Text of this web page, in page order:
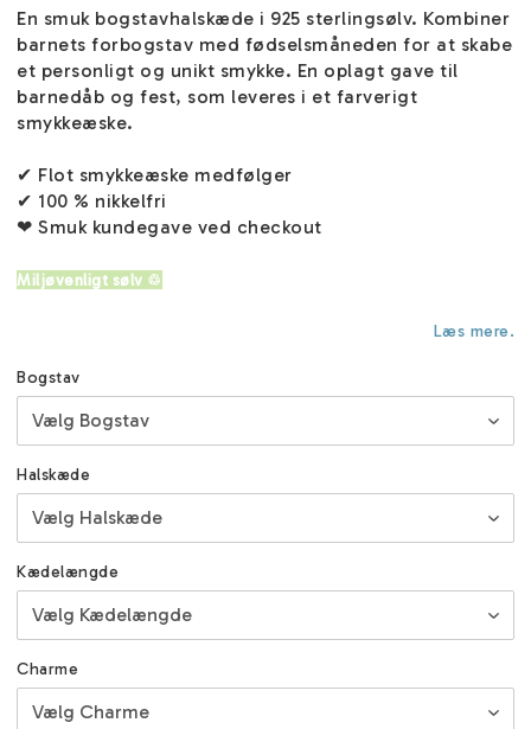
En smuk bogstavhalskæde i 925 sterlingsølv. Kombiner
barnets forbogstav med fødselsmåneden for at skabe
et personligt og unikt smykke. En oplagt gave til
barnedåb og fest, som leveres i et farverigt
smykkeæske.
✔ Flot smykkeæske medfølger
✔ 100 % nikkelfri
❤ Smuk kundegave ved checkout
Miljøvenligt sølv ♲
Læs mere.
Bogstav
Halskæde
Kædelængde
Charme